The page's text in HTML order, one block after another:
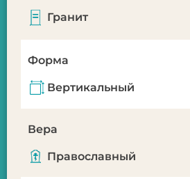
Гранит
Форма
Вертикальный
Вера
Православный